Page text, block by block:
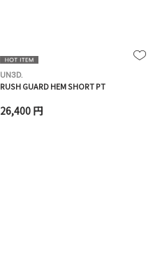
UN3D.
RUSH GUARD HEM SHORT PT
26,400 円